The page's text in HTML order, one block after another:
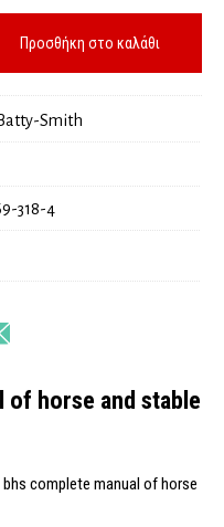
33,00 €.είναι:
28,00 €.
Προσθήκη στο καλάθι
Smith
318-4
of horse and stable
complete manual of horse